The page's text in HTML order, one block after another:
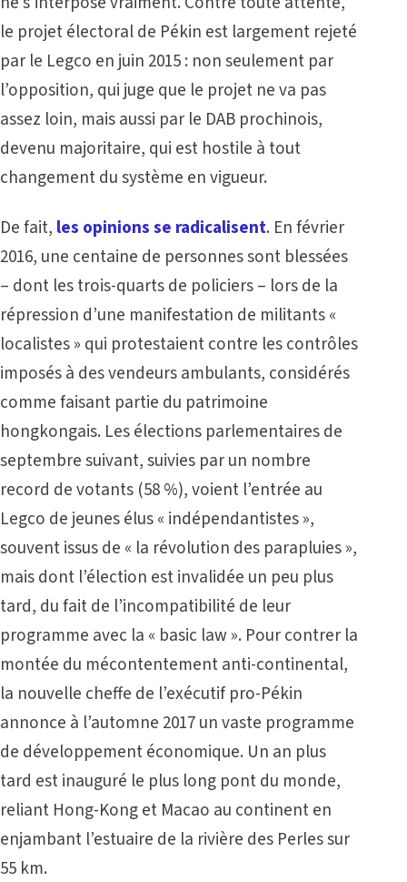
le projet électoral de Pékin est largement rejeté
par le Legco en juin 2015 : non seulement par
l’opposition, qui juge que le projet ne va pas
assez loin, mais aussi par le DAB prochinois,
devenu majoritaire, qui est hostile à tout
changement du système en vigueur.
De fait, les opinions se radicalisent. En février
2016, une centaine de personnes sont blessées
– dont les trois-quarts de policiers – lors de la
répression d’une manifestation de militants «
localistes » qui protestaient contre les contrôles
imposés à des vendeurs ambulants, considérés
comme faisant partie du patrimoine
hongkongais. Les élections parlementaires de
septembre suivant, suivies par un nombre
record de votants (58 %), voient l’entrée au
Legco de jeunes élus « indépendantistes »,
souvent issus de « la révolution des parapluies »,
mais dont l’élection est invalidée un peu plus
tard, du fait de l’incompatibilité de leur
programme avec la « basic law ». Pour contrer la
montée du mécontentement anti-continental,
la nouvelle cheffe de l’exécutif pro-Pékin
annonce à l’automne 2017 un vaste programme
de développement économique. Un an plus
tard est inauguré le plus long pont du monde,
reliant Hong-Kong et Macao au continent en
enjambant l’estuaire de la rivière des Perles sur
55 km.